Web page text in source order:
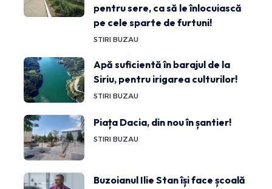
pentru sere, ca să le înlocuiască
pe cele sparte de furtuni!
STIRI BUZAU
Apă suficientă în barajul de la
Siriu, pentru irigarea culturilor!
STIRI BUZAU
Piața Dacia, din nou în șantier!
STIRI BUZAU
Buzoianul Ilie Stan își face școală